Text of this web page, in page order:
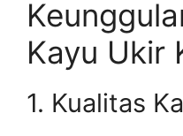
Kayu Ukir
1. Kualitas